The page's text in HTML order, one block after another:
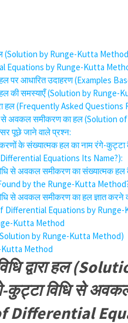
हल (Solution by Runge-Kutta
Equations by Runge-Kutta
हल पर आधारित उदाहरण
हल की समस्याएँ (Solution by
हल (Frequently Asked
से अवकल समीकरण का हल (Solution
पूछे जाने वाले प्रश्न:
के संख्यात्मक हल का नाम रंगे-
Equations Its Name?):
से अवकल समीकरण का संख्यात्मक हल
by the Runge-Kutta
से अवकल समीकरण का हल ज्ञात
Differential Equations by
Kutta Method
by Runge-Kutta Method)
Method
द्वारा हल
विधि से
Differential